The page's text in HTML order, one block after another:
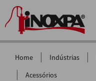
Home | Indústrias |
| Acessórios